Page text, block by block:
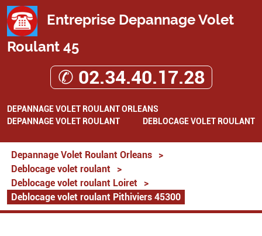
Entreprise Depannage Volet
Roulant 45
✆ 02.34.40.17.28
DEPANNAGE VOLET ROULANT ORLEANS
DEPANNAGE VOLET ROULANT
DEBLOCAGE VOLET ROULANT
Depannage Volet Roulant Orleans
>
Deblocage volet roulant
>
Deblocage volet roulant Loiret
>
Deblocage volet roulant Pithiviers 45300